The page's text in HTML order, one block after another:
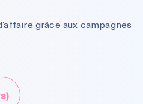
grâce aux campagnes